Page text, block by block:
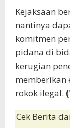
Kejaksaan
nantinya
komitmen
pidana di
kerugian
memberikan
rokok ilegal.
Cek Berita